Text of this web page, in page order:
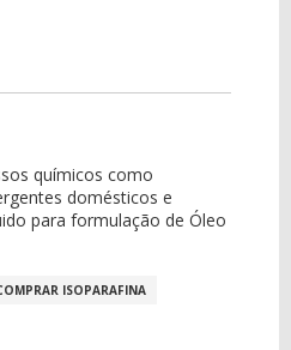
químicos como
domésticos e
para formulação de Óleo
ISOPARAFINA